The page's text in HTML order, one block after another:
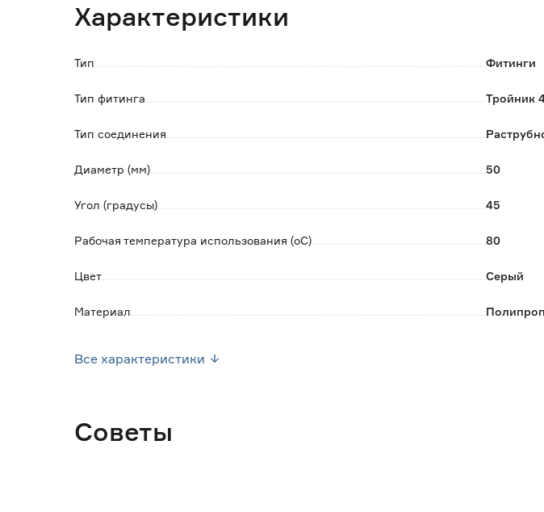
Материал изделия устойчив к воздействию коррозии и бытовой химии.
- гладкая внутренняя поверхность для высокой пропускной
- простота выполнения монтажных работ и последующего
Характеристики
Тип Фитинги
Тип фитинга Тройник
Тип соединения
Диаметр (мм) 50
Угол (градусы) 45
Рабочая температура использования (оС) 80
Цвет Серый
Материал
Все характеристики
Советы